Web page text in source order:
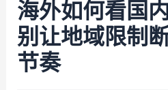
海外如何看国
别让地域限制
节奏